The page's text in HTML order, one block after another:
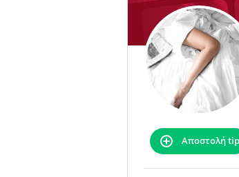
Αποστολή tip